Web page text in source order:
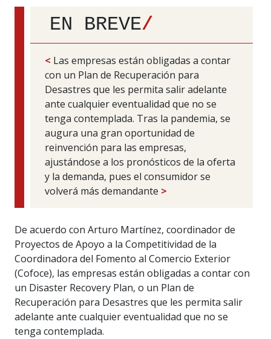
EN BREVE/
< Las empresas están obligadas a contar
con un Plan de Recuperación para
Desastres que les permita salir adelante
ante cualquier eventualidad que no se
tenga contemplada. Tras la pandemia, se
augura una gran oportunidad de
reinvención para las empresas,
ajustándose a los pronósticos de la oferta
y la demanda, pues el consumidor se
volverá más demandante >
De acuerdo con Arturo Martínez, coordinador de
Proyectos de Apoyo a la Competitividad de la
Coordinadora del Fomento al Comercio Exterior
(Cofoce), las empresas están obligadas a contar con
un Disaster Recovery Plan, o un Plan de
Recuperación para Desastres que les permita salir
adelante ante cualquier eventualidad que no se
tenga contemplada.